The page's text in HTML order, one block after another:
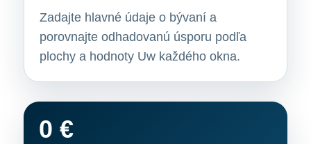
Zadajte hlavné údaje o bývaní a
porovnajte odhadovanú úsporu podľa
plochy a hodnoty Uw každého okna.
0 €